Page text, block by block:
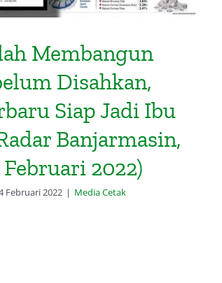
Membangun
Disahkan,
Siap Jadi Ibu
Banjarmasin,
Februari 2022)
Februari 2022 | Media Cetak